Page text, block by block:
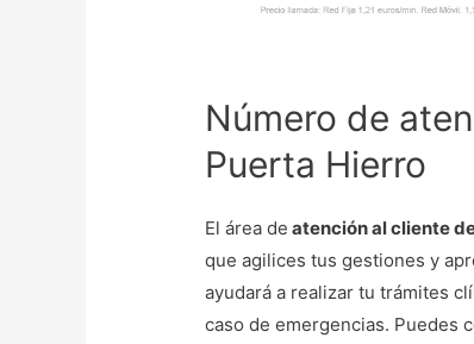
Número de
Puerta Hierro
El área de atención al cliente
que agilices tus gestiones y
ayudará a realizar tu trámites
caso de emergencias. Puedes